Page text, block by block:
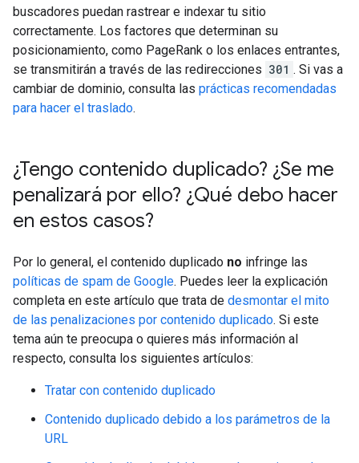
buscadores puedan rastrear e indexar tu sitio
correctamente. Los factores que determinan su
posicionamiento, como PageRank o los enlaces entrantes,
se transmitirán a través de las redirecciones 301 . Si vas a
cambiar de dominio, consulta las prácticas recomendadas
para hacer el traslado.
¿Tengo contenido duplicado? ¿Se me
penalizará por ello? ¿Qué debo hacer
en estos casos?
Por lo general, el contenido duplicado no infringe las
políticas de spam de Google. Puedes leer la explicación
completa en este artículo que trata de desmontar el mito
de las penalizaciones por contenido duplicado. Si este
tema aún te preocupa o quieres más información al
respecto, consulta los siguientes artículos:
Tratar con contenido duplicado
Contenido duplicado debido a los parámetros de la
URL